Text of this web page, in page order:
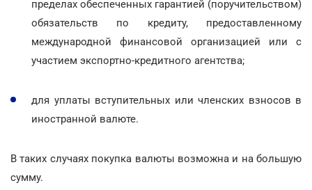
пределах обеспеченных гарантией (поручительством)
обязательств по кредиту, предоставленному
международной финансовой организацией или с
участием экспортно-кредитного агентства;
для уплаты вступительных или членских взносов в
иностранной валюте.
В таких случаях покупка валюты возможна и на большую
сумму.